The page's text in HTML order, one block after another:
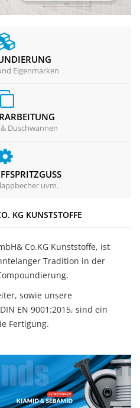
Eigenmarken
Duschwannen
uvm.
KG KUNSTSTOFFE
Co.KG Kunststoffe, ist
Tradition in der
sowie unsere
EN 9001:2015, sind ein
Fertigung.